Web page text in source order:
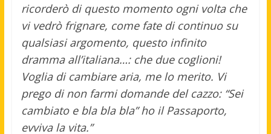
ricorderò di questo momento ogni volta che
vi vedrò frignare, come fate di continuo su
qualsiasi argomento, questo infinito
dramma all’italiana…: che due coglioni!
Voglia di cambiare aria, me lo merito. Vi
prego di non farmi domande del cazzo: “Sei
cambiato e bla bla bla” ho il Passaporto,
evviva la vita.”